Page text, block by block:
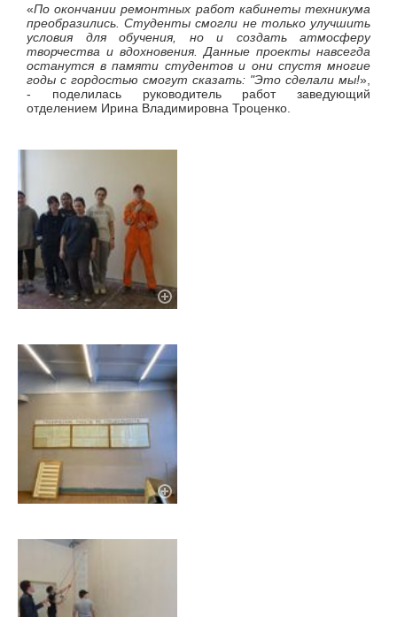
«По окончании ремонтных работ кабинеты техникума
преобразились. Студенты смогли не только улучшить
условия для обучения, но и создать атмосферу
творчества и вдохновения. Данные проекты навсегда
останутся в памяти студентов и они спустя многие
годы с гордостью смогут сказать: "Это сделали мы!»,
- поделилась руководитель работ заведующий
отделением Ирина Владимировна Троценко.